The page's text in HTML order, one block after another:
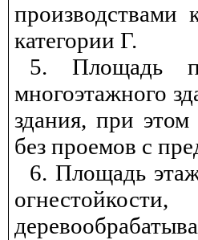
категории Г.
5. Площадь
многоэтажного
здания, при
без проемов с
6. Площадь